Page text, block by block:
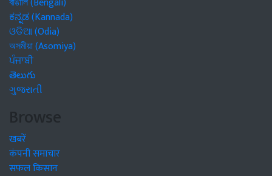
ಕನ್ನಡ (Kannada)
ଓଡିଆ (Odia)
অসমীয়া (Asomiya)
ਪੰਜਾਬੀ
తెలుగు
ગુજરાતી
Browse
खबरें
कंपनी समाचार
सफल किसान